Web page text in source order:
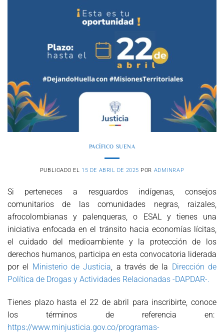
PACÍFICO SUENA
PUBLICADO EL 15 DE ABRIL DE 2025 POR ADMINRAP
Si perteneces a resguardos indígenas, consejos
comunitarios de las comunidades negras, raizales,
afrocolombianas y palenqueras, o ESAL y tienes una
iniciativa enfocada en el tránsito hacia economías lícitas,
el cuidado del medioambiente y la protección de los
derechos humanos, participa en esta convocatoria liderada
por el Ministerio de Justicia, a través de la Dirección de
Política de Drogas y Actividades Relacionadas -DAPDAR-.
Tienes plazo hasta el 22 de abril para inscribirte, conoce
los términos de referencia en:
https://www.minjusticia.gov.co/programas-